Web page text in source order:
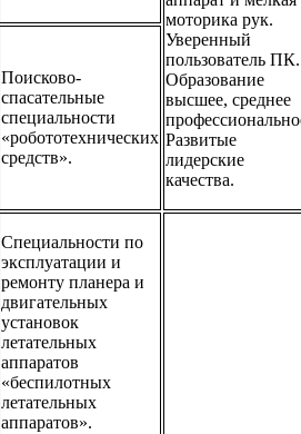
моторика рук.
Уверенный
пользователь ПК.
Образование
высшее, среднее
Развитые
лидерские
качества.
Поисково-
спасательные
специальности
«робототехнических
средств».
Специальности по
эксплуатации и
ремонту планера и
двигательных
установок
летательных
аппаратов
«беспилотных
летательных
аппаратов».